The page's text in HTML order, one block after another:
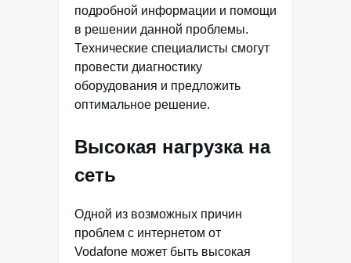
подробной информации и помощи
в решении данной проблемы.
Технические специалисты смогут
провести диагностику
оборудования и предложить
оптимальное решение.
Высокая нагрузка на
сеть
Одной из возможных причин
проблем с интернетом от
Vodafone может быть высокая